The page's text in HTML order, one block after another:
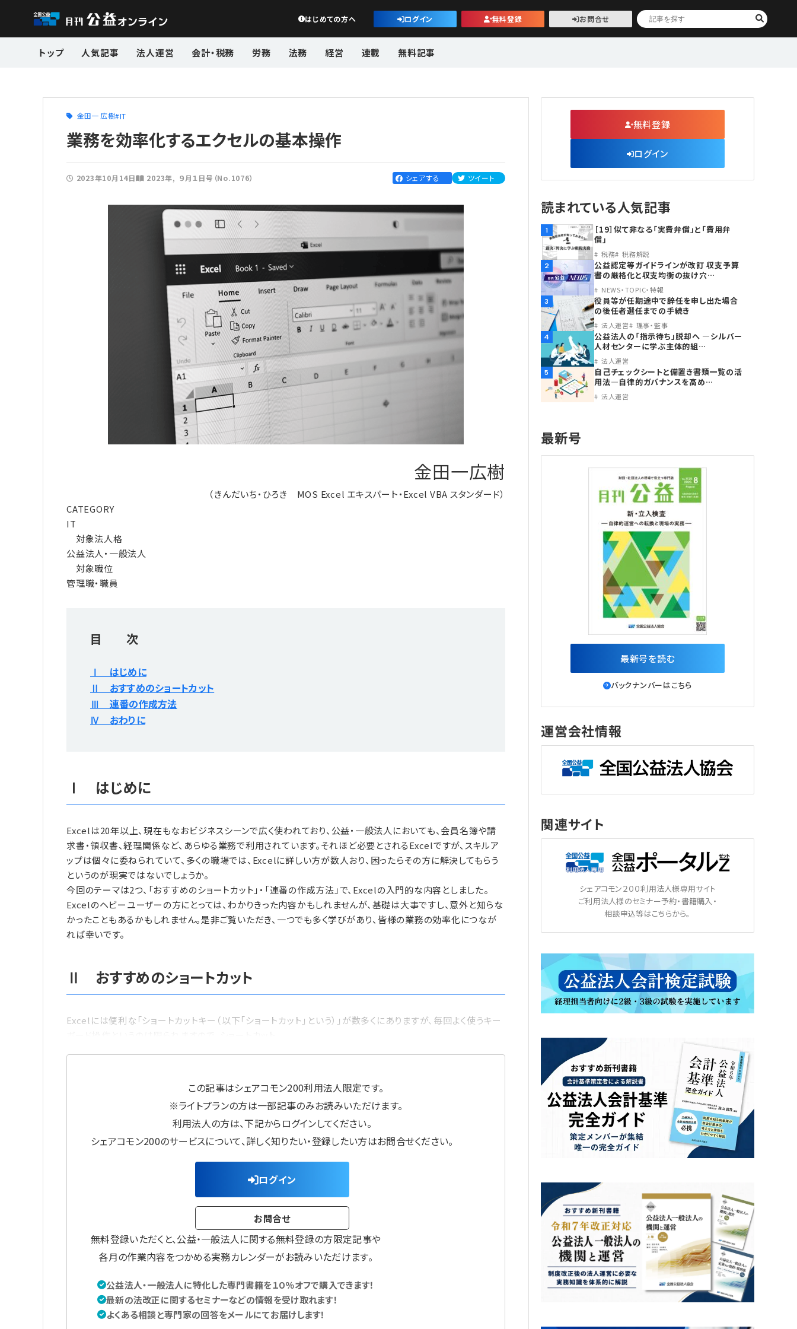
公益・一般法人オンライン
はじめての方へ ログイン 無料登録 お問合せ
トップ 人気記事 法人運営 会計・税務 労務 法務 経営 連載 無料記事
金田一 広樹 IT
業務を効率化するエクセルの基本操作
2023年10月14日 2023年 ９月１日号（No.1076） シェアする ツイート
金田一広樹
（きんだいち・ひろき MOS Excel エキスパート・Excel VBA スタンダード）
CATEGORY
IT
対象法人格
公益法人・一般法人
対象職位
管理職・職員
目 次
Ⅰ はじめに
Ⅱ おすすめのショートカット
Ⅲ 連番の作成方法
Ⅳ おわりに
Ⅰ はじめに
Excelは20年以上、現在もなおビジネスシーンで広く使われており、公益・一般法人においても、会員名簿や請
求書・領収書、経理関係など、あらゆる業務で利用されています。それほど必要とされるExcelですが、スキルア
ップは個々に委ねられていて、多くの職場では、Excelに詳しい方が数人おり、困ったらその方に解決してもらう
というのが現実ではないでしょうか。
今回のテーマは2つ、「おすすめのショートカット」・「連番の作成方法」で、Excelの入門的な内容としました。
Excelのヘビーユーザーの方にとっては、わかりきった内容かもしれませんが、基礎は大事ですし、意外と知らな
かったこともあるかもしれません。是非ご覧いただき、一つでも多く学びがあり、皆様の業務の効率化につなが
れば幸いです。
Ⅱ おすすめのショートカット
Excelには便利な「ショートカットキー（以下「ショートカット」という）」が数多くにありますが、毎回よく使うキー
この記事はシェアコモン200利用法人限定です。
※ライトプランの方は一部記事のみお読みいただけます。
利用法人の方は、下記からログインしてください。
シェアコモン200のサービスについて、詳しく知りたい・登録したい方はお問合せください。
ログイン
お問合せ
無料登録いただくと、公益・一般法人に関する無料登録の方限定記事や
各月の作業内容をつかめる実務カレンダーがお読みいただけます。
公益法人・一般法人に特化した専門書籍を１０％オフで購入できます！
最新の法改正に関するセミナーなどの情報を受け取れます！
よくある相談と専門家の回答をメールにてお届けします！
無料登録
ログイン
読まれている人気記事
1
［19］似て非なる「実費弁償」と「費用弁
償」
税務 税務解説
2
公益認定等ガイドラインが改訂 収支予算
書の厳格化と収支均衡の抜け穴…
NEWS・TOPIC・特報
3
役員等が任期途中で辞任を申し出た場合
の後任者選任までの手続き
法人運営 理事・監事
4
公益法人の「指示待ち」脱却へ ―シルバー
人材センターに学ぶ主体的組…
法人運営
5
自己チェックシートと備置き書類一覧の活
用法―自律的ガバナンスを高め…
法人運営
最新号
最新号を読む
バックナンバーはこちら
運営会社情報
関連サイト
シェアコモン２００利用法人様専用サイト
ご利用法人様のセミナー予約・書籍購入・
相談申込等はこちらから。